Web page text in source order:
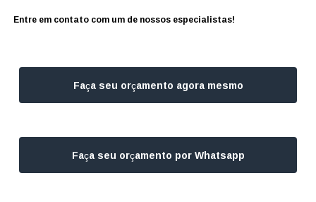
Entre em contato com um de nossos especialistas!
Faça seu orçamento agora mesmo
Faça seu orçamento por Whatsapp